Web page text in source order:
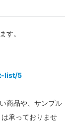
す。
list/5
商品や、サンプル
承っておりませ